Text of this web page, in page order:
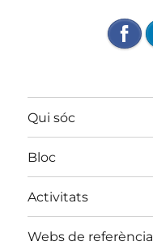
Qui sóc
Bloc
Activitats
Webs de referència